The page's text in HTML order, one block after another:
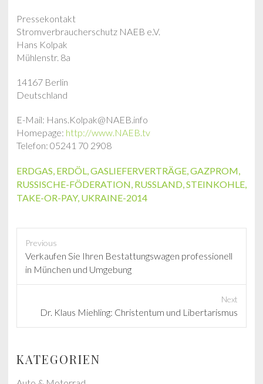
Pressekontakt
Stromverbraucherschutz NAEB e.V.
Hans Kolpak
Mühlenstr. 8a
14167 Berlin
Deutschland
E-Mail: Hans.Kolpak@NAEB.info
Homepage: http://www.NAEB.tv
Telefon: 05241 70 2908
ERDGAS, ERDÖL,GASLIEFERVERTRÄGE,GAZPROM,
RUSSISCHE-FÖDERATION, RUSSLAND,STEINKOHLE,
TAKE-OR-PAY, UKRAINE-2014
Previous
P
r
e
p
o
Verkaufen Sie Ihren Bestattungswagen professionell
in München und Umgebung
Next
e
p
o
Dr. Klaus Miehling: Christentum und Libertarismus
KATEGORIEN